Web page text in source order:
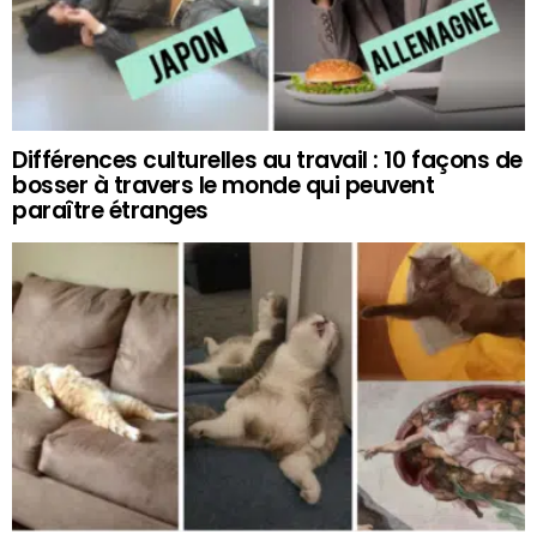
Différences culturelles au travail : 10 façons de
bosser à travers le monde qui peuvent
paraître étranges